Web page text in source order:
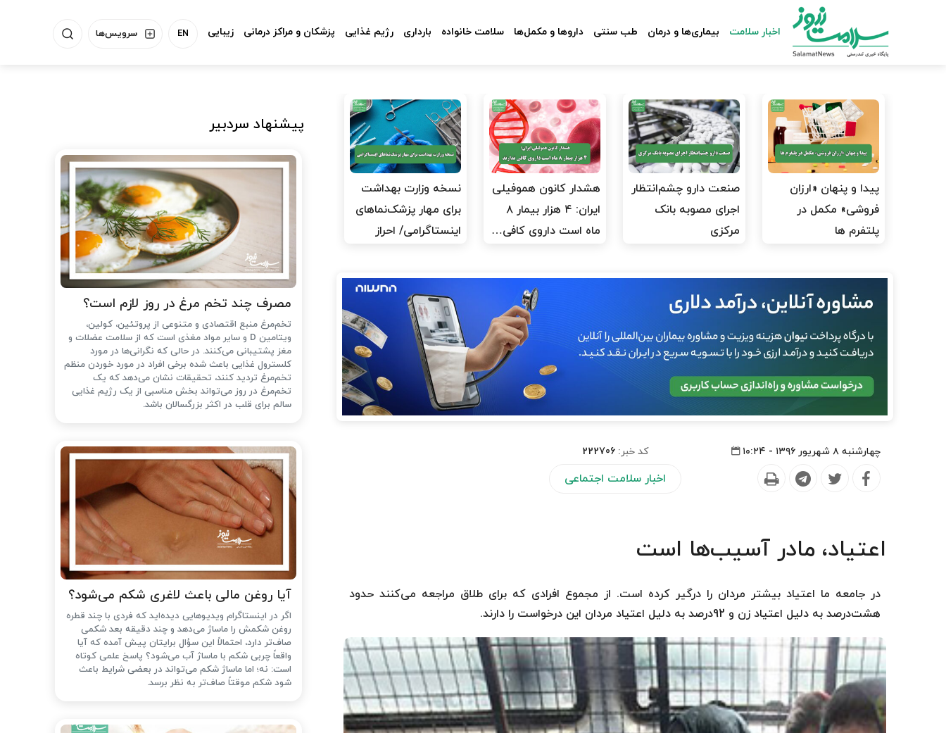
سرویس‌ها EN اخبار سلامت بیماری‌ها و درمان طب سنتی داروها و مکمل‌ها سلامت خانواده بارداری رژیم غذایی پزشکان و مراکز درمانی زیبایی
پیدا و پنهان «ارزان
فروشی» مکمل در
پلتفرم ها
صنعت دارو چشم‌انتظار
اجرای مصوبه بانک
مرکزی
هشدار کانون هموفیلی
ایران: ۴ هزار بیمار ۸
ماه است داروی کافی…
نسخه وزارت بهداشت
برای مهار پزشک‌نماهای
اینستاگرامی/ احراز
چهارشنبه ۸ شهریور ۱۳۹۶ - ۱۰:۲۴ کد خبر:222706
اخبار سلامت اجتماعی
اعتیاد، مادر آسیب‌ها است
در جامعه ما اعتیاد بیشتر مردان را درگیر کرده است. از مجموع افرادی که برای طلاق مراجعه می‌کنند حدود
هشت‌درصد به دلیل اعتیاد زن و 92‌درصد به دلیل اعتیاد مردان این درخواست را دارند.
پیشنهاد سردبیر
مصرف چند تخم مرغ در روز لازم است؟
تخم‌مرغ منبع اقتصادی و متنوعی از پروتئین، کولین،
ویتامین D و سایر مواد مغذی است که از سلامت عضلات و
مغز پشتیبانی می‌کنند. در حالی که نگرانی‌ها در مورد
کلسترول غذایی باعث شده ‌برخی افراد در مورد خوردن منظم
تخم‌مرغ تردید کنند، تحقیقات نشان می‌دهد که یک
تخم‌مرغ در روز می‌تواند بخش مناسبی از یک رژیم غذایی
سالم برای قلب در اکثر بزرگسالان باشد.
آیا روغن مالی باعث لاغری شکم می‌شود؟
اگر در اینستاگرام ویدیوهایی دیده‌اید که فردی با چند قطره
روغن شکمش را ماساژ می‌دهد و چند دقیقه بعد شکمی
صاف‌تر دارد، احتمالاً این سؤال برایتان پیش آمده که آیا
واقعاً چربی شکم با ماساژ آب می‌شود؟ پاسخ علمی کوتاه
است: نه؛ اما ماساژ شکم می‌تواند در بعضی شرایط باعث
شود شکم موقتاً صاف‌تر به نظر برسد.